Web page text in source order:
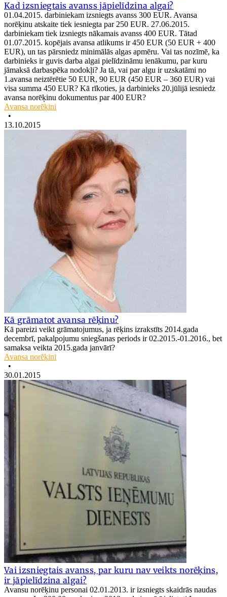
Kad izsniegtais avanss jāpielīdzina algai?
01.04.2015. darbiniekam izsniegts avanss 300 EUR. Avansa
norēķinu atskaite tiek iesniegta par 250 EUR. 27.06.2015.
darbiniekam tiek izsniegts nākamais avanss 400 EUR. Tātad
01.07.2015. kopējais avansa atlikums ir 450 EUR (50 EUR + 400
EUR), un tas pārsniedz minimālās algas apmēru. Vai tas nozīmē, ka
darbinieks ir guvis darba algai pielīdzināmu ienākumu, par kuru
jāmaksā darbaspēka nodokļi? Ja tā, vai par algu ir uzskatāmi no
1.avansa neiztērētie 50 EUR, 90 EUR (450 EUR – 360 EUR) vai
visa summa 450 EUR? Kā rīkoties, ja darbinieks 20.jūlijā iesniedz
avansa norēķinu dokumentus par 400 EUR?
Avansa norēķini
•
13.10.2015
Kā grāmatot avansa rēķinu?
Kā pareizi veikt grāmatojumus, ja rēķins izrakstīts 2014.gada
decembrī, pakalpojumu sniegšanas periods ir 02.2015.-01.2016., bet
samaksa veikta 2015.gada janvārī?
Avansa norēķini
•
30.01.2015
Vai izsniegtais avanss, par kuru nav veikts norēķins,
ir jāpielīdzina algai?
Avansu norēķinu personai 02.01.2013. ir izsniegts skaidrās naudas